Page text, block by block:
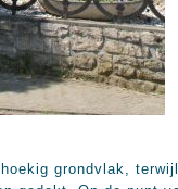
grondvlak, terwijl